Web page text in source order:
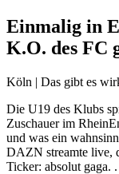
Einmalig in
K.O. des FC
Köln | Das gibt es
Die U19 des Klubs
Zuschauer im
und was ein
DAZN streamte live,
Ticker: absolut gaga. .